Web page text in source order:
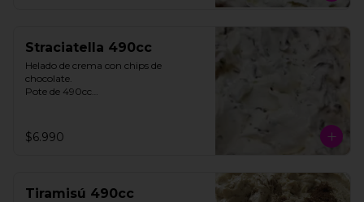
Straciatella 490cc
Helado de crema con chips de
chocolate.
Pote de 490cc
$6.990
Tiramisú 490cc